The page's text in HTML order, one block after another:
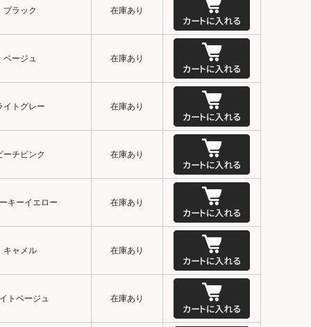
ブラック 在庫あり
ベージュ 在庫あり
イトグレー 在庫あり
ーチピンク 在庫あり
キーイエロー 在庫あり
キャメル 在庫あり
トベージュ 在庫あり